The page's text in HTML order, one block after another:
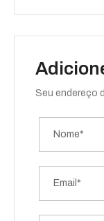
Seu endereço